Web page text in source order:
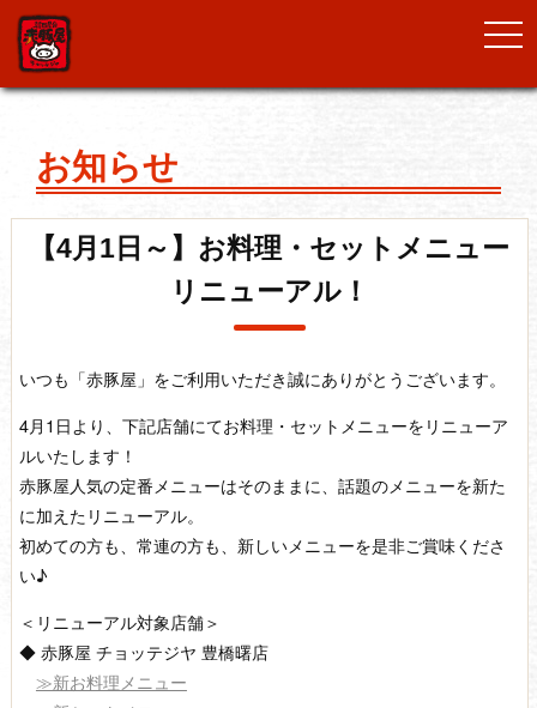
お知らせ
【4月1日～】お料理・セットメニュー
リニューアル！
いつも「赤豚屋」をご利用いただき誠にありがとうございます。
4月1日より、下記店舗にてお料理・セットメニューをリニューア
ルいたします！
赤豚屋人気の定番メニューはそのままに、話題のメニューを新た
に加えたリニューアル。
初めての方も、常連の方も、新しいメニューを是非ご賞味くださ
い♪
＜リニューアル対象店舗＞
◆ 赤豚屋 チョッテジヤ 豊橋曙店
≫新お料理メニュー